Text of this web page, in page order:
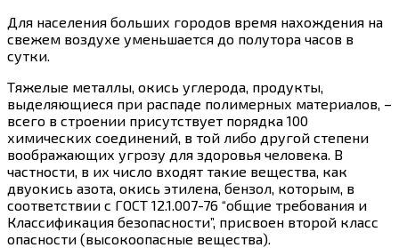
Для населения больших городов время нахождения на
свежем воздухе уменьшается до полутора часов в
сутки.
Тяжелые металлы, окись углерода, продукты,
выделяющиеся при распаде полимерных материалов, –
всего в строении присутствует порядка 100
химических соединений, в той либо другой степени
воображающих угрозу для здоровья человека. В
частности, в их число входят такие вещества, как
двуокись азота, окись этилена, бензол, которым, в
соответствии с ГОСТ 12.1.007-76 “общие требования и
Классификация безопасности”, присвоен второй класс
опасности (высокоопасные вещества).